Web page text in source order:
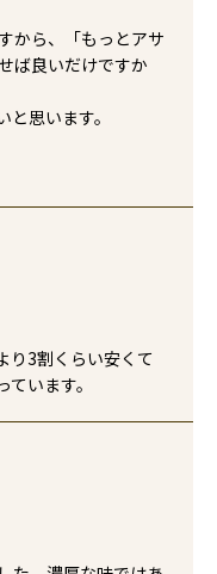
から、「もっとアサ
ば良いだけですか
思います。
り3割くらい安くて
います。